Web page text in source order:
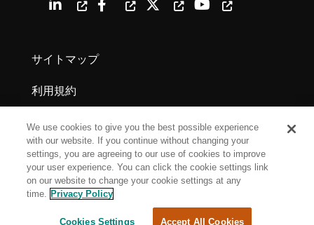
サイトマップ
利用規約
プライバシーポリシー
法的通知
Cookie Settings
We use cookies to give you the best possible experience
with our website. If you continue without changing your
settings, you are agreeing to our use of cookies to improve
your user experience. You can click the cookie settings link
on our website to change your cookie settings at any
time. Privacy Policy
Cookies Settings Accept All Cookies